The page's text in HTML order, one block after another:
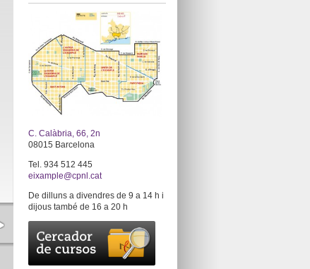
C. Calàbria, 66, 2n
08015 Barcelona
Tel. 934 512 445
eixample@cpnl.cat
De dilluns a divendres de 9 a 14 h i
dijous també de 16 a 20 h